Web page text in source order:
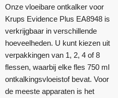
Onze vloeibare ontkalker voor
Krups Evidence Plus EA8948 is
verkrijgbaar in verschillende
hoeveelheden. U kunt kiezen uit
verpakkingen van 1, 2, 4 of 8
flessen, waarbij elke fles 750 ml
ontkalkingsvloeistof bevat. Voor
de meeste apparaten is het